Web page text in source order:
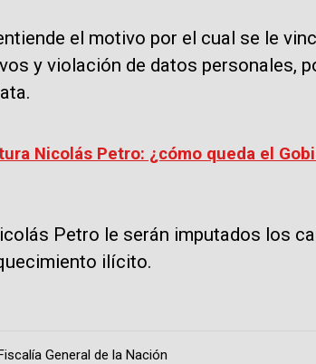
el motivo por el cual se le
y violación de datos personales,
Nicolás Petro: ¿cómo queda el
Petro le serán imputados los
ilícito.
General de la Nación